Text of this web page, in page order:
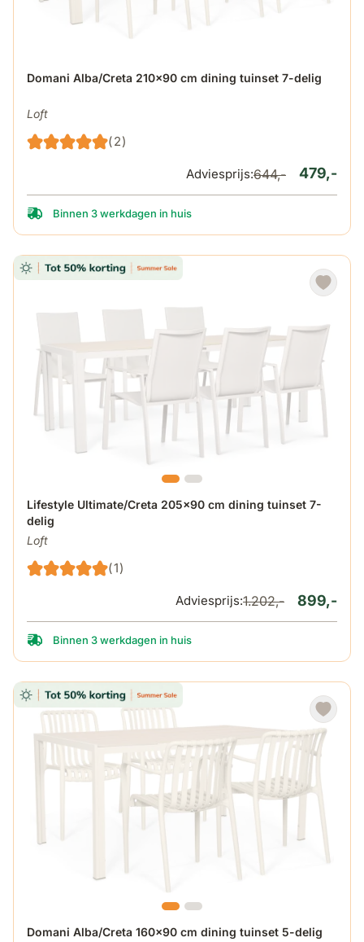
Domani Alba/Creta 210x90 cm dining tuinset 7-delig
Loft
(2)
De prijs is afhankelijk van de gekozen opties op de
479,-
Adviesprijs:644,-
Binnen 3 werkdagen in huis
Lifestyle Ultimate/Creta 205x90 cm dining tuinset 7-
delig
Loft
(1)
De prijs is afhankelijk van de gekozen opties op de
899,-
Adviesprijs:1.202,-
Binnen 3 werkdagen in huis
Domani Alba/Creta 160x90 cm dining tuinset 5-delig
De prijs is afhankelijk van de gekozen opties op de